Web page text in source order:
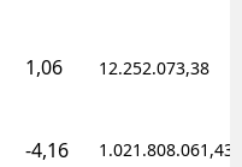
1,06 12.252.073,38
-4,16 1.021.808.061,43